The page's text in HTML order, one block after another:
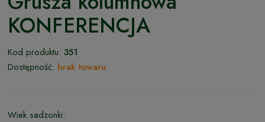
KONFERENCJA
Kod produktu: 351
Dostępność: brak towaru
Wiek sadzonki: